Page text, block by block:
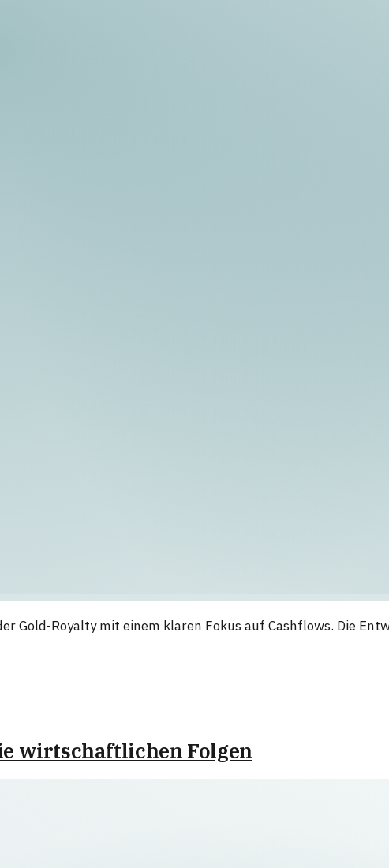
Gold-Royalty mit einem klaren Fokus auf Cashflows. Die
wirtschaftlichen Folgen